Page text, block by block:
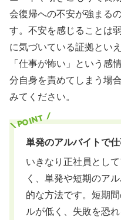
会復帰への不安が強まる
す。不安を感じることは
に気づいている証拠とい
「仕事が怖い」という感
分自身を責めてしまう場
みてください。
単発のアルバイトで
いきなり正社員とし
く、単発や短期のア
的な方法です。短期
ルが低く、失敗を恐